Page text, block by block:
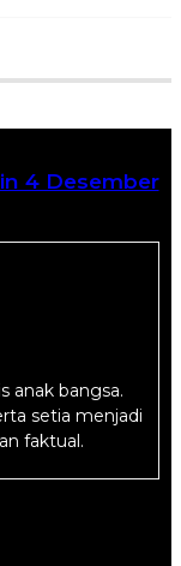
4 Desember
anak bangsa.
setia menjadi
faktual.